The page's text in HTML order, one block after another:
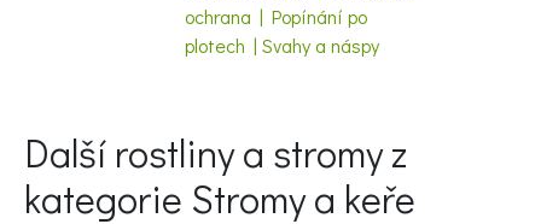
ochrana | Popínání po
plotech | Svahy a náspy
Další rostliny a stromy z
kategorie Stromy a keře